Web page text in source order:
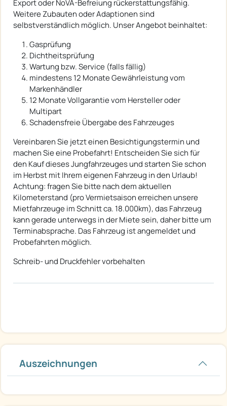
Export oder NoVA-Befreiung rückerstattungsfähig.
Weitere Zubauten oder Adaptionen sind
selbstverständlich möglich. Unser Angebot beinhaltet:
Gasprüfung
Dichtheitsprüfung
Wartung bzw. Service (falls fällig)
mindestens 12 Monate Gewährleistung vom
Markenhändler
12 Monate Vollgarantie vom Hersteller oder
Multipart
Schadensfreie Übergabe des Fahrzeuges
Vereinbaren Sie jetzt einen Besichtigungstermin und
machen Sie eine Probefahrt! Entscheiden Sie sich für
den Kauf dieses Jungfahrzeuges und starten Sie schon
im Herbst mit Ihrem eigenen Fahrzeug in den Urlaub!
Achtung: fragen Sie bitte nach dem aktuellen
Kilometerstand (pro Vermietsaison erreichen unsere
Mietfahrzeuge im Schnitt ca. 18.000km), das Fahrzeug
kann gerade unterwegs in der Miete sein, daher bitte um
Terminabsprache. Das Fahrzeug ist angemeldet und
Probefahrten möglich.
Schreib- und Druckfehler vorbehalten
Auszeichnungen